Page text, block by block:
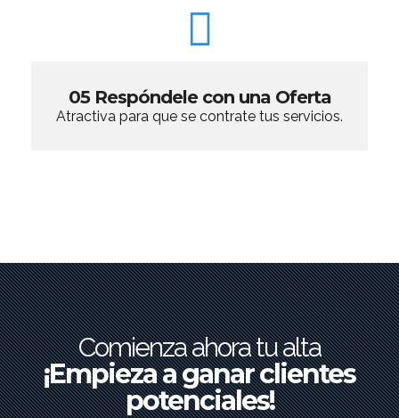
05 Respóndele con una Oferta
Atractiva para que se contrate tus servicios.
Comienza ahora tu alta
¡Empieza a ganar clientes
potenciales!